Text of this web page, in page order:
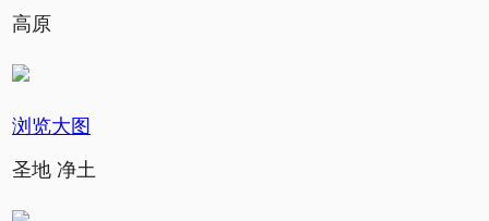
高原
浏览大图
圣地 净土